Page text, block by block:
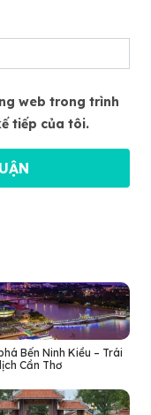
web trong trình
tiếp của tôi.
Bến Ninh Kiều – Trái
Cần Thơ